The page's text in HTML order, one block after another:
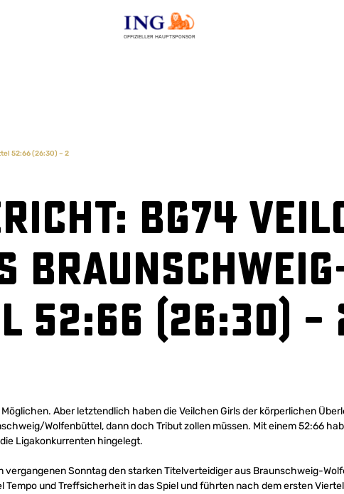
OFFIZIELLER HAUPTSPONSOR
52:66 (26:30) – 2
BG74
(26:30) –
Aber letztendlich haben die Veilchen Girls der körperlichen
Wolfenbüttel, dann doch Tribut zollen müssen. Mit einem 52:66
Ligakonkurrenten hingelegt.
vergangenen Sonntag den starken Titelverteidiger aus Braunschweig-
und Treffsicherheit in das Spiel und führten nach dem ersten